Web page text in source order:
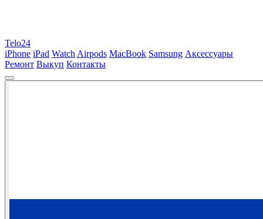
Telo24
iPhone iPad Watch Airpods MacBook Samsung Аксессуары
Ремонт Выкуп Контакты